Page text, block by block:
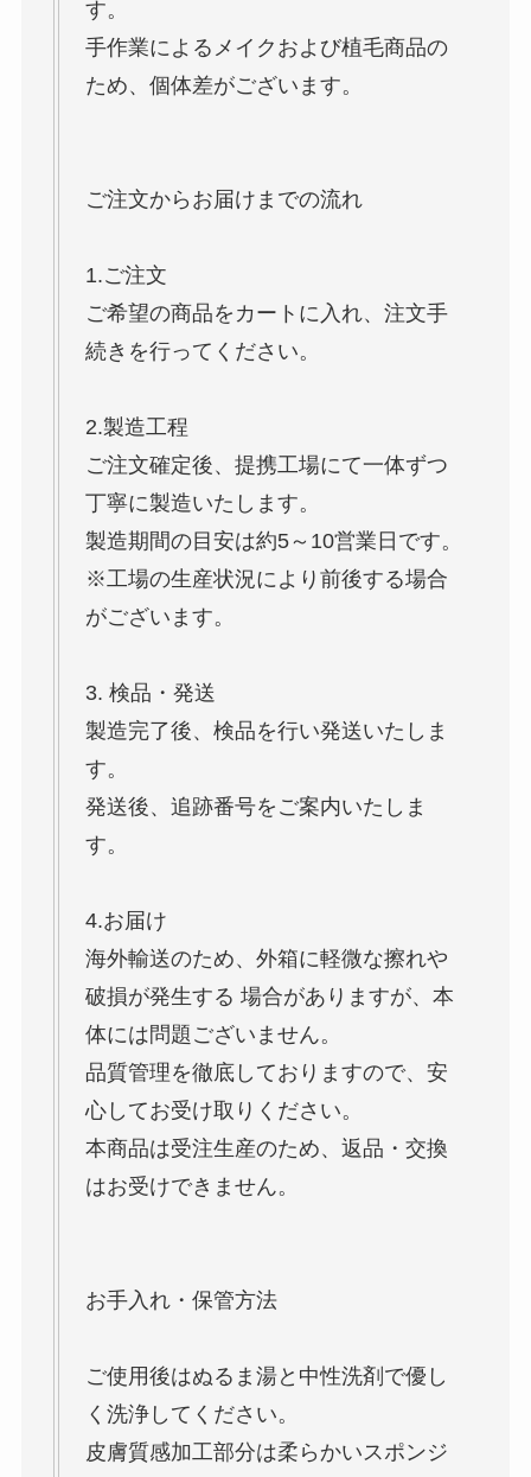
す。
手作業によるメイクおよび植毛商品の
ため、個体差がございます。
ご注文からお届けまでの流れ
1.ご注文
ご希望の商品をカートに入れ、注文手
続きを行ってください。
2.製造工程
ご注文確定後、提携工場にて一体ずつ
丁寧に製造いたします。
製造期間の目安は約5～10営業日です。
※工場の生産状況により前後する場合
がございます。
3. 検品・発送
製造完了後、検品を行い発送いたしま
す。
発送後、追跡番号をご案内いたしま
す。
4.お届け
海外輸送のため、外箱に軽微な擦れや
破損が発生する 場合がありますが、本
体には問題ございません。
品質管理を徹底しておりますので、安
心してお受け取りください。
本商品は受注生産のため、返品・交換
はお受けできません。
お手入れ・保管方法
ご使用後はぬるま湯と中性洗剤で優し
く洗浄してください。
皮膚質感加工部分は柔らかいスポンジ